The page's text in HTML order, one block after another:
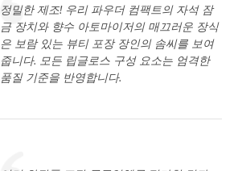
정밀한 제조! 우리 파우더 컴팩트의 자석 잠
금 장치와 향수 아토마이저의 매끄러운 장식
은 보람 있는 뷰티 포장 장인의 솜씨를 보여
줍니다. 모든 립글로스 구성 요소는 엄격한
품질 기준을 반영합니다.